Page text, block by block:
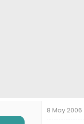
8 May 2006